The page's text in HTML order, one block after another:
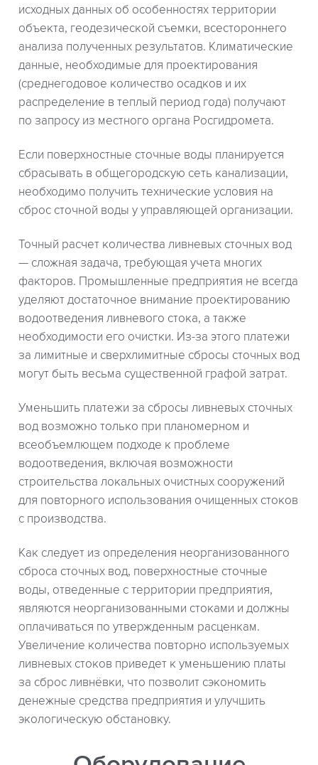
исходных данных об особенностях территории
объекта, геодезической съемки, всестороннего
анализа полученных результатов. Климатические
данные, необходимые для проектирования
(среднегодовое количество осадков и их
распределение в теплый период года) получают
по запросу из местного органа Росгидромета.
Если поверхностные сточные воды планируется
сбрасывать в общегородскую сеть канализации,
необходимо получить технические условия на
сброс сточной воды у управляющей организации.
Точный расчет количества ливневых сточных вод
— сложная задача, требующая учета многих
факторов. Промышленные предприятия не всегда
уделяют достаточное внимание проектированию
водоотведения ливневого стока, а также
необходимости его очистки. Из-за этого платежи
за лимитные и сверхлимитные сбросы сточных вод
могут быть весьма существенной графой затрат.
Уменьшить платежи за сбросы ливневых сточных
вод возможно только при планомерном и
всеобъемлющем подходе к проблеме
водоотведения, включая возможности
строительства локальных очистных сооружений
для повторного использования очищенных стоков
с производства.
Как следует из определения неорганизованного
сброса сточных вод, поверхностные сточные
воды, отведенные с территории предприятия,
являются неорганизованными стоками и должны
оплачиваться по утвержденным расценкам.
Увеличение количества повторно используемых
ливневых стоков приведет к уменьшению платы
за сброс ливнёвки, что позволит сэкономить
денежные средства предприятия и улучшить
экологическую обстановку.